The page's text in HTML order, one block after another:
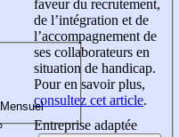
faveur du recrutement,
de l’intégration et de
l’accompagnement de
ses collaborateurs en
situation de handicap.
Pour en savoir plus,
consultez cet article.
Entreprise adaptée